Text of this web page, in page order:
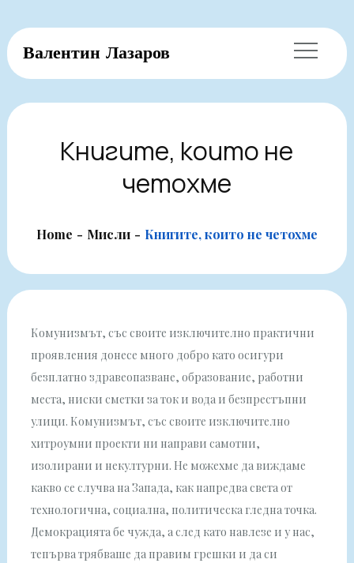
Skip
to
content
Валентин Лазаров
Книгите, които не
четохме
Home Мисли Книгите, които не четохме
Комунизмът, със своите изключително практични
проявления донесе много добро като осигури
безплатно здравеопазване, образование, работни
места, ниски сметки за ток и вода и безпрестъпни
улици. Комунизмът, със своите изключително
хитроумни проекти ни направи самотни,
изолирани и некултурни. Не можехме да виждаме
какво се случва на Запада, как напредва света от
технологична, социална, политическа гледна точка.
Демокрацията бе чужда, а след като навлезе и у нас,
тепърва трябваше да правим грешки и да си